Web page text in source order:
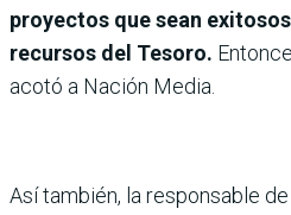
proyectos que sean
recursos del Tesoro.
acotó a Nación Media.
Así también, la responsable